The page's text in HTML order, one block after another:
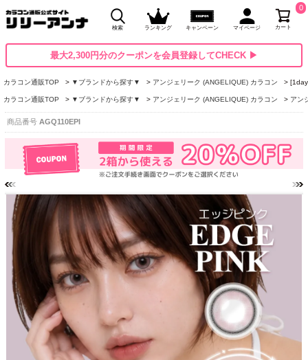
検索 ランキング キャンペーン マイページ カート
0
最大2,300円分のクーポンを会員登録してCHECK ▶
カラコン通販TOP ▼ブランドから探す▼ アンジェリーク (ANGELIQUE) カラコン
カラコン通販TOP ▼ブランドから探す▼ アンジェリーク (ANGELIQUE) カラコン アン
商品番号 AGQ110EPI